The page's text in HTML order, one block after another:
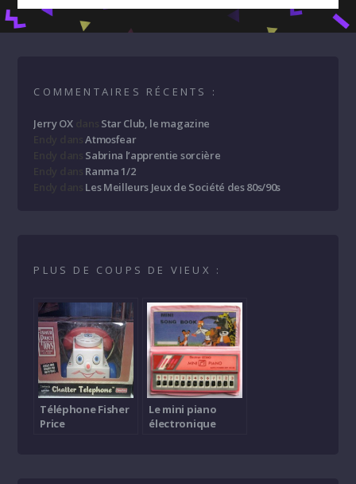
COMMENTAIRES RÉCENTS :
Jerry OXdans Star Club, le magazine
dansAtmosfear
Sabrina l’apprentie sorcière
Ranma 1/2
Les Meilleurs Jeux de Société des 80s/90s
PLUS DE COUPS DE VIEUX :
Téléphone Fisher
Price
Le mini piano
électronique